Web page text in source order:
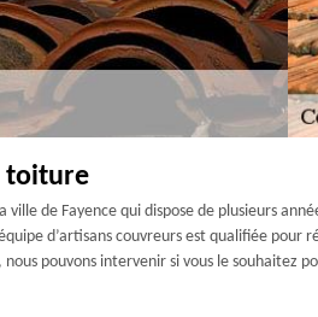
toiture
de Fayence qui dispose de plusieurs
d’artisans couvreurs est qualifiée
pouvons intervenir si vous le souhaitez